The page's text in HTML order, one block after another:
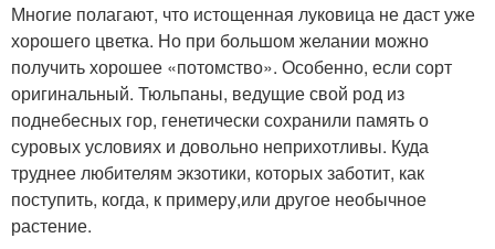
Многие полагают, что истощенная луковица не даст уже
хорошего цветка. Но при большом желании можно
получить хорошее «потомство». Особенно, если сорт
оригинальный. Тюльпаны, ведущие свой род из
поднебесных гор, генетически сохранили память о
суровых условиях и довольно неприхотливы. Куда
труднее любителям экзотики, которых заботит, как
поступить, когда, к примеру,или другое необычное
растение.